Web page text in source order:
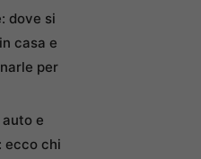
dove si
casa e
per
e
ecco chi